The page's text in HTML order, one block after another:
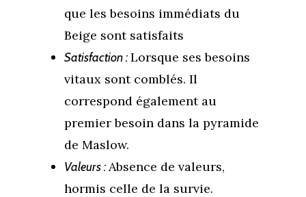
que les besoins immédiats du
Beige sont satisfaits
Satisfaction :Lorsque ses besoins
vitaux sont comblés. Il
correspond également au
premier besoin dans la pyramide
de Maslow.
Valeurs :Absence de valeurs,
hormis celle de la survie.